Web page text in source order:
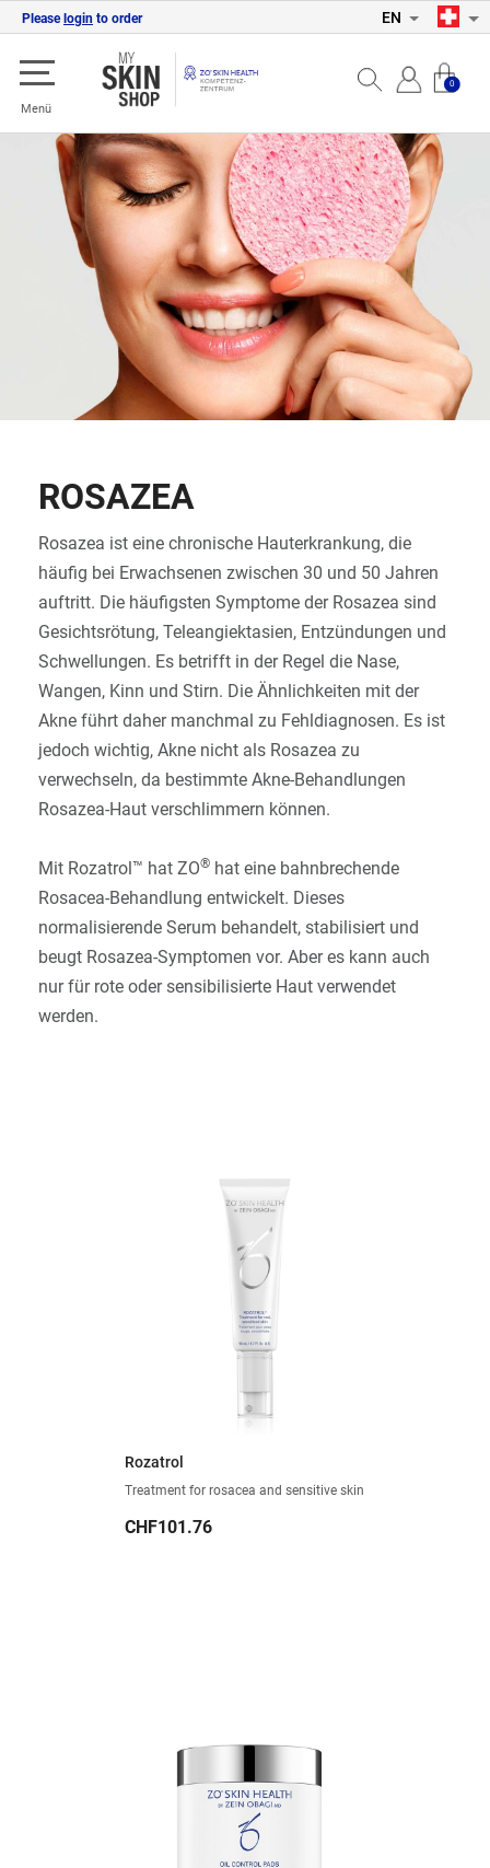
Please login to order EN
0
Menü
ROSAZEA
Rosazea ist eine chronische Hauterkrankung, die
häufig bei Erwachsenen zwischen 30 und 50 Jahren
auftritt. Die häufigsten Symptome der Rosazea sind
Gesichtsrötung, Teleangiektasien, Entzündungen und
Schwellungen. Es betrifft in der Regel die Nase,
Wangen, Kinn und Stirn. Die Ähnlichkeiten mit der
Akne führt daher manchmal zu Fehldiagnosen. Es ist
jedoch wichtig, Akne nicht als Rosazea zu
verwechseln, da bestimmte Akne-Behandlungen
Rosazea-Haut verschlimmern können.
Mit Rozatrol™ hat ZO® hat eine bahnbrechende
Rosacea-Behandlung entwickelt. Dieses
normalisierende Serum behandelt, stabilisiert und
beugt Rosazea-Symptomen vor. Aber es kann auch
nur für rote oder sensibilisierte Haut verwendet
werden.
Rozatrol
Treatment for rosacea and sensitive skin
Price
CHF101.76